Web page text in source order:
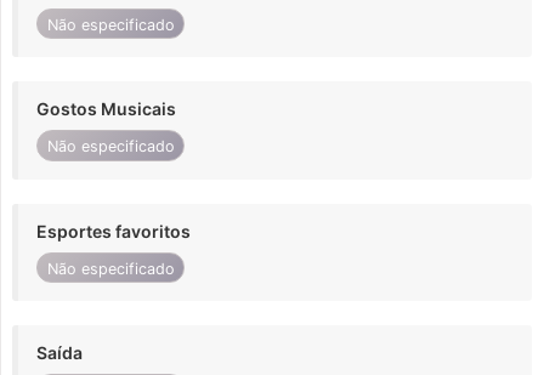
Não especificado
Gostos Musicais
Não especificado
Esportes favoritos
Não especificado
Saída